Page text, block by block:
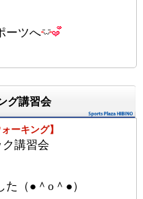
ーツへ
グ講習会
ーキング】
講習会
（●＾o＾●）